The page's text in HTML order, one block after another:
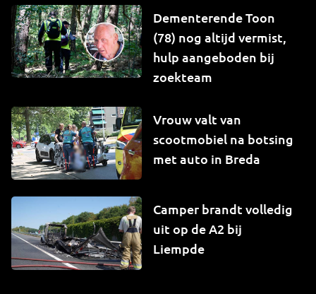
Dementerende Toon
(78) nog altijd vermist,
hulp aangeboden bij
zoekteam
Vrouw valt van
scootmobiel na botsing
met auto in Breda
Camper brandt volledig
uit op de A2 bij
Liempde